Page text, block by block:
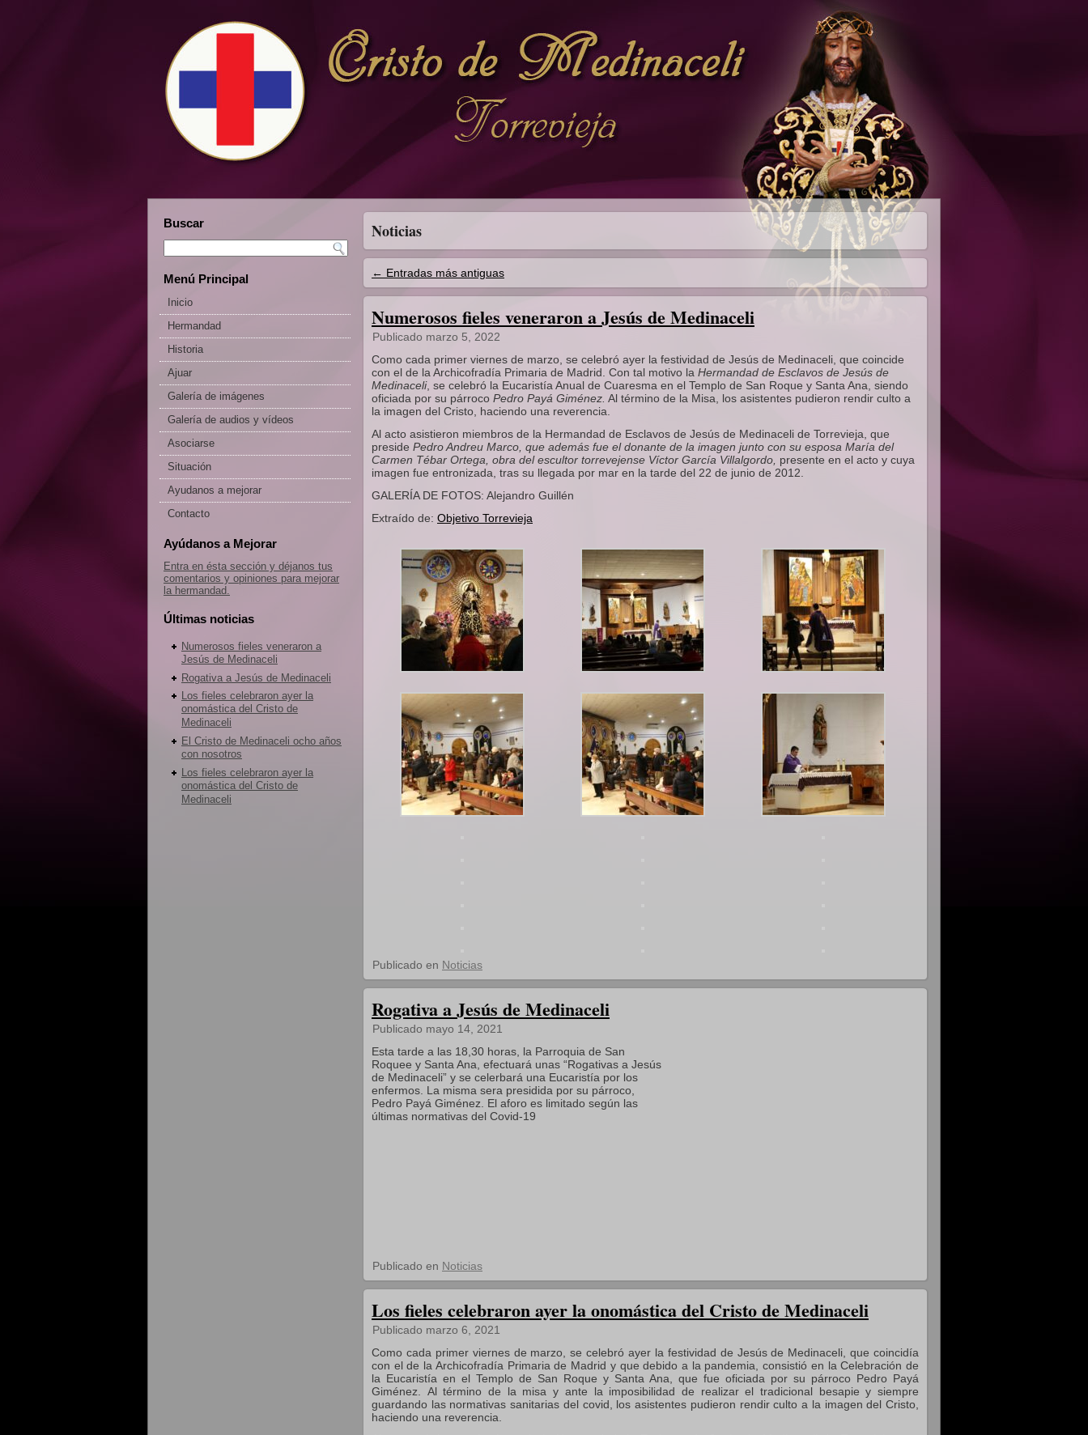
Buscar
Menú Principal
Inicio
Hermandad
Historia
Ajuar
Galería de imágenes
Galería de audios y vídeos
Asociarse
Situación
Ayudanos a mejorar
Contacto
Ayúdanos a Mejorar
Entra en ésta sección y déjanos tus
comentarios y opiniones para mejorar
la hermandad.
Últimas noticias
Numerosos fieles veneraron a
Jesús de Medinaceli
Rogativa a Jesús de Medinaceli
Los fieles celebraron ayer la
onomástica del Cristo de
Medinaceli
El Cristo de Medinaceli ocho años
con nosotros
Los fieles celebraron ayer la
onomástica del Cristo de
Medinaceli
Noticias
← Entradas más antiguas
Numerosos fieles veneraron a Jesús de Medinaceli
Publicado marzo 5, 2022
Como cada primer viernes de marzo, se celebró ayer la festividad de Jesús de Medinaceli, que coincide
con el de la Archicofradía Primaria de Madrid. Con tal motivo la Hermandad de Esclavos de Jesús de
Medinaceli, se celebró la Eucaristía Anual de Cuaresma en el Templo de San Roque y Santa Ana, siendo
oficiada por su párroco Pedro Payá Giménez. Al término de la Misa, los asistentes pudieron rendir culto a
la imagen del Cristo, haciendo una reverencia.
Al acto asistieron miembros de la Hermandad de Esclavos de Jesús de Medinaceli de Torrevieja, que
preside Pedro Andreu Marco, que además fue el donante de la imagen junto con su esposa María del
Carmen Tébar Ortega, obra del escultor torrevejense Víctor García Villalgordo, presente en el acto y cuya
imagen fue entronizada, tras su llegada por mar en la tarde del 22 de junio de 2012.
GALERÍA DE FOTOS: Alejandro Guillén
Extraído de: Objetivo Torrevieja
Publicado en Noticias
Rogativa a Jesús de Medinaceli
Publicado mayo 14, 2021
Esta tarde a las 18,30 horas, la Parroquia de San
Roquee y Santa Ana, efectuará unas “Rogativas a Jesús
de Medinaceli” y se celerbará una Eucaristía por los
enfermos. La misma sera presidida por su párroco,
Pedro Payá Giménez. El aforo es limitado según las
últimas normativas del Covid-19
Publicado en Noticias
Los fieles celebraron ayer la onomástica del Cristo de Medinaceli
Publicado marzo 6, 2021
Como cada primer viernes de marzo, se celebró ayer la festividad de Jesús de Medinaceli, que coincidía
con el de la Archicofradía Primaria de Madrid y que debido a la pandemia, consistió en la Celebración de
la Eucaristía en el Templo de San Roque y Santa Ana, que fue oficiada por su párroco Pedro Payá
Giménez. Al término de la misa y ante la imposibilidad de realizar el tradicional besapie y siempre
guardando las normativas sanitarias del covid, los asistentes pudieron rendir culto a la imagen del Cristo,
haciendo una reverencia.